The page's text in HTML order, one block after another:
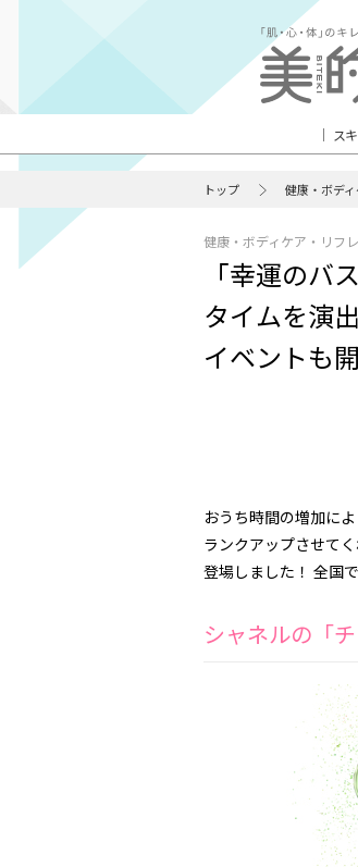
ス
トップ 健康・ボデ
健康・ボディケア・リフ
「幸運のバ
タイムを演
イベントも
おうち時間の増加に
ランクアップさせて
登場しました！ 全国
シャネルの「